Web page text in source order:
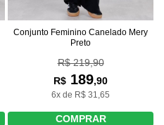
Conjunto Feminino Canelado Mery
Preto
R$ 219,90
R$ 189,90
6x de R$ 31,65
COMPRAR